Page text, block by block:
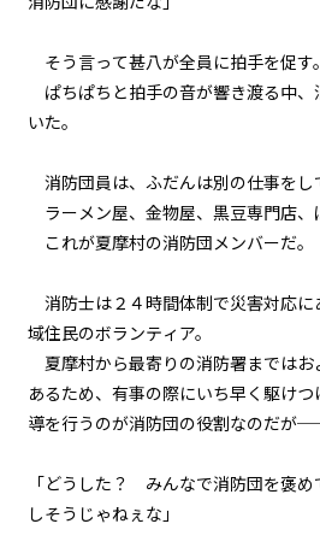
042
043
検証と代償
大人のやり
045
昨日の僕ら
８月１４日
そう言って甚八が全員に拍手を促す。
ぱちぱちと拍手の音が響き渡る中、
いた。
消防団員は、ふだんは別の仕事をし
ラーメン屋、金物屋、黒豆専門店、
これが夏摩村の消防団メンバーだ。
消防士は２４時間体制で災害対応に
域住民のボランティア。
夏摩村から最寄りの消防署までは
あるため、有事の際にいち早く駆け
導を行うのが消防団の役割なのだが
「どうした？ みんなで消防団を褒
しそうじゃねぇな」